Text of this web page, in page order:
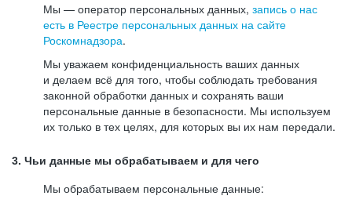
Мы — оператор персональных данных, запись о нас
есть в Реестре персональных данных на сайте
Роскомнадзора.
Мы уважаем конфиденциальность ваших данных
и делаем всё для того, чтобы соблюдать требования
законной обработки данных и сохранять ваши
персональные данные в безопасности. Мы используем
их только в тех целях, для которых вы их нам передали.
3. Чьи данные мы обрабатываем и для чего
Мы обрабатываем персональные данные: